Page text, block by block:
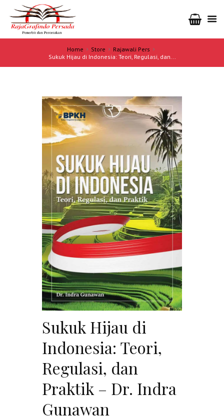
Home Store
Rajawali Pers
Sukuk Hijau di Indonesia: Teori, Regulasi, dan...
Sukuk Hijau di
Indonesia: Teori,
Regulasi, dan
Praktik – Dr. Indra
Gunawan